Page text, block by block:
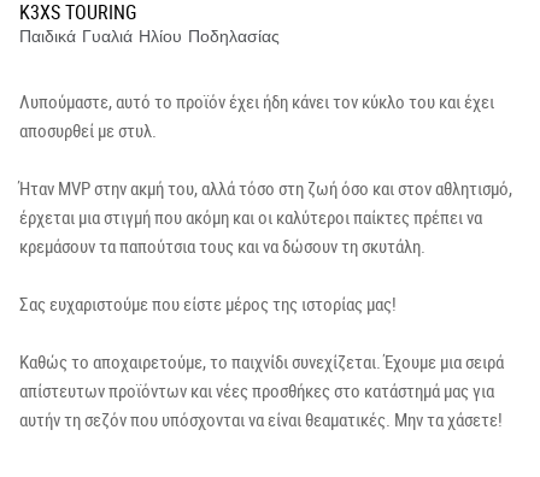
K3XS TOURING
Παιδικά Γυαλιά Ηλίου Ποδηλασίας
Λυπούμαστε, αυτό το προϊόν έχει ήδη κάνει τον κύκλο του και έχει
αποσυρθεί με στυλ.
Ήταν MVP στην ακμή του, αλλά τόσο στη ζωή όσο και στον αθλητισμό,
έρχεται μια στιγμή που ακόμη και οι καλύτεροι παίκτες πρέπει να
κρεμάσουν τα παπούτσια τους και να δώσουν τη σκυτάλη.
Σας ευχαριστούμε που είστε μέρος της ιστορίας μας!
Καθώς το αποχαιρετούμε, το παιχνίδι συνεχίζεται. Έχουμε μια σειρά
απίστευτων προϊόντων και νέες προσθήκες στο κατάστημά μας για
αυτήν τη σεζόν που υπόσχονται να είναι θεαματικές. Μην τα χάσετε!